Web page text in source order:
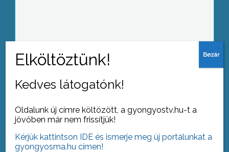
Florence Nightingale az örök
Kedves látogatónk!
Oldalunk új címre költözött, a gyongyostv.hu-t a
jövőben már nem frissítjük!
Kérjük kattintson IDE és ismerje meg új portálunkat a
gyongyosma.hu címen!